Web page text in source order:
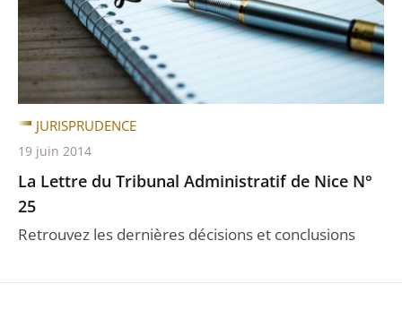
La Lettre du Tribunal Administratif de Nice N°
25
Retrouvez les dernières décisions et conclusions
JURISPRUDENCE
19 juin 2014